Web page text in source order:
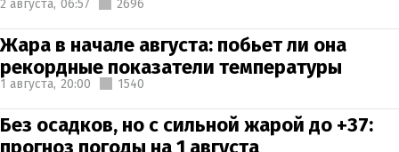
2 августа, 06:57 2696
Жара в начале августа: побьет ли она
рекордные показатели температуры
1 августа, 20:00 1540
Без осадков, но с сильной жарой до +37:
прогноз погоды на 1 августа